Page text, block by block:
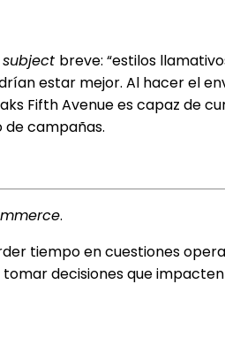
subject breve: “estilos
estar mejor. Al hacer el
Fifth Avenue es capaz de
campañas.
.
tiempo en cuestiones
decisiones que